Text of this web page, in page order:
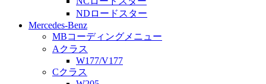
NDロードスター
Mercedes-Benz
MBコーディングメニュー
Aクラス
W177/V177
Cクラス